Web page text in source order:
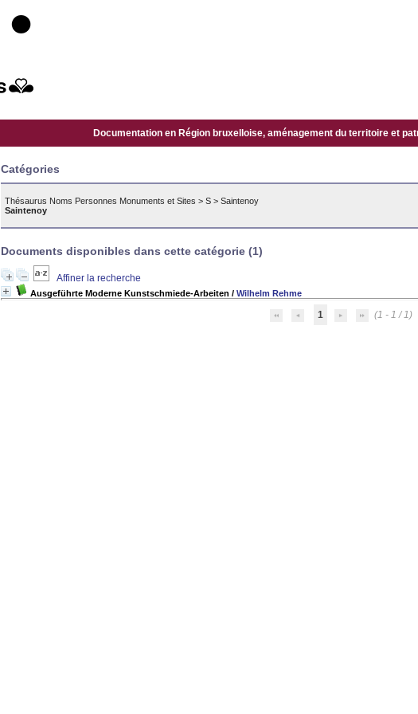
Documentation en Région bruxelloise, aménagement du territoire et
Catégories
Thésaurus Noms Personnes Monuments et Sites > S > Saintenoy
Saintenoy
Documents disponibles dans cette catégorie (1)
Affiner la recherche
Ausgeführte Moderne Kunstschmiede-Arbeiten / Wilhelm Rehme
1 (1 - 1 / 1)